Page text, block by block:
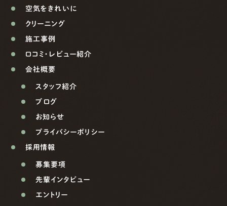
空気をきれいに
クリーニング
施工事例
口コミ・レビュー紹介
会社概要
スタッフ紹介
ブログ
お知らせ
プライバシーポリシー
採用情報
募集要項
先輩インタビュー
エントリー